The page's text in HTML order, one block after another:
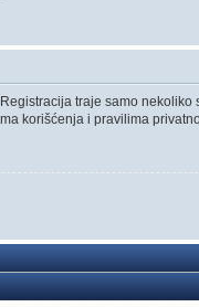
traje samo
korišćenja i pravilima